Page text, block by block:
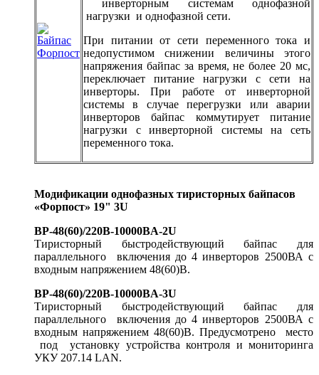
инверторным системам однофазной
нагрузки и однофазной сети.
При питании от сети переменного тока и
недопустимом снижении величины этого
напряжения байпас за время, не более 20 мс,
переключает питание нагрузки с сети на
инверторы. При работе от инверторной
системы в случае перегрузки или аварии
инверторов байпас коммутирует питание
нагрузки с инверторной системы на сеть
переменного тока.
Модификации однофазных тиристорных байпасов
«Форпост» 19" 3U
BP-48(60)/220B-10000BA-2U
Тиристорный быстродействующий байпас для
параллельного включения до 4 инверторов 2500ВА с
входным напряжением 48(60)В.
BP-48(60)/220B-10000BA-3U
Тиристорный быстродействующий байпас для
параллельного включения до 4 инверторов 2500ВА с
входным напряжением 48(60)В. Предусмотрено место
под установку устройства контроля и мониторинга
УКУ 207.14 LAN.